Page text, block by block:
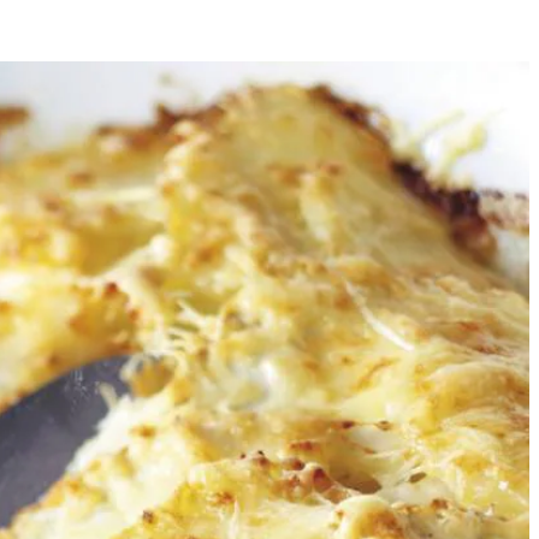
4
in de ovenschaal. Pers de knoflook tussen de
min. op in een voorverwarmde oven op 180 °C.